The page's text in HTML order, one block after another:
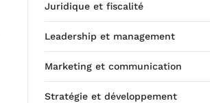
Juridique et fiscalité
Leadership et management
Marketing et communication
Stratégie et développement